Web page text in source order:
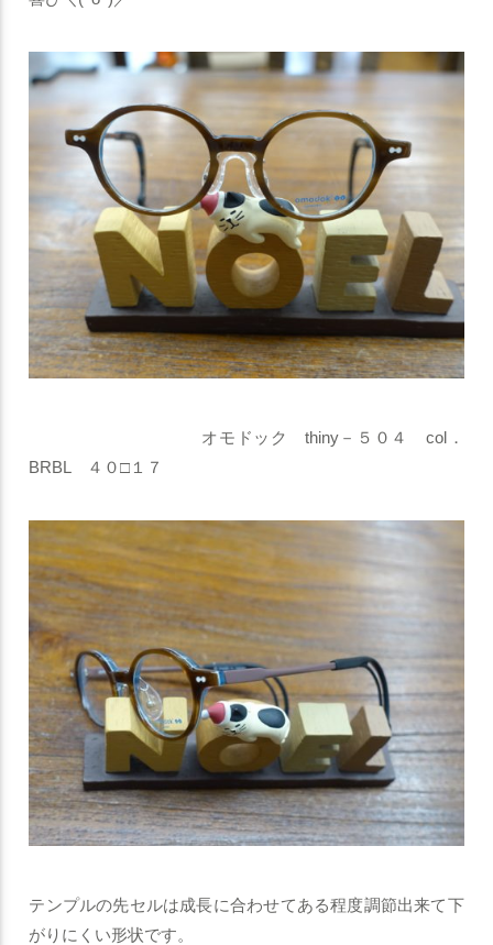
オモドック thiny－５０４ col．
BRBL ４０□１７
テンプルの先セルは成長に合わせてある程度調節出来て下
がりにくい形状です。